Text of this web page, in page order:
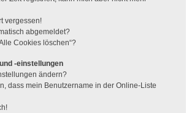
vergessen!
abgemeldet?
Cookies löschen“?
-einstellungen
ändern?
dass mein Benutzername in der Online-Liste